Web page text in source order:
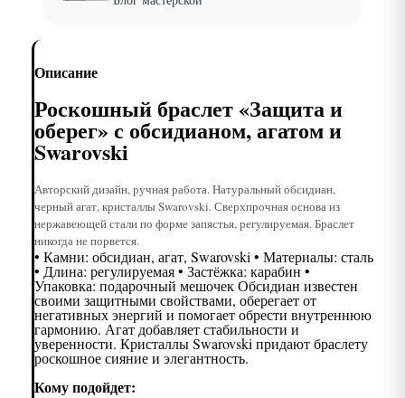
Описание
Роскошный браслет «Защита и
оберег» с обсидианом, агатом и
Swarovski
Авторский дизайн, ручная работа. Натуральный обсидиан,
черный агат, кристаллы Swarovski. Сверхпрочная основа из
нержавеющей стали по форме запястья, регулируемая. Браслет
никогда не порвется.
• Камни: обсидиан, агат, Swarovski • Материалы: сталь
• Длина: регулируемая • Застёжка: карабин •
Упаковка: подарочный мешочек Обсидиан известен
своими защитными свойствами, оберегает от
негативных энергий и помогает обрести внутреннюю
гармонию. Агат добавляет стабильности и
уверенности. Кристаллы Swarovski придают браслету
роскошное сияние и элегантность.
Кому подойдет: